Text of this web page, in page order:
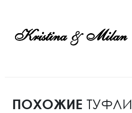
ПОХОЖИЕ ТУФЛИ